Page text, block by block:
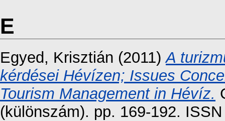
E
Egyed, Krisztián (2011)A
kérdései Hévízen; Issues
Tourism Management in Hévíz.
(különszám). pp. 169-192.